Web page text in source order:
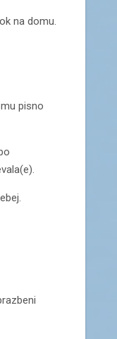
na domu.
pisno